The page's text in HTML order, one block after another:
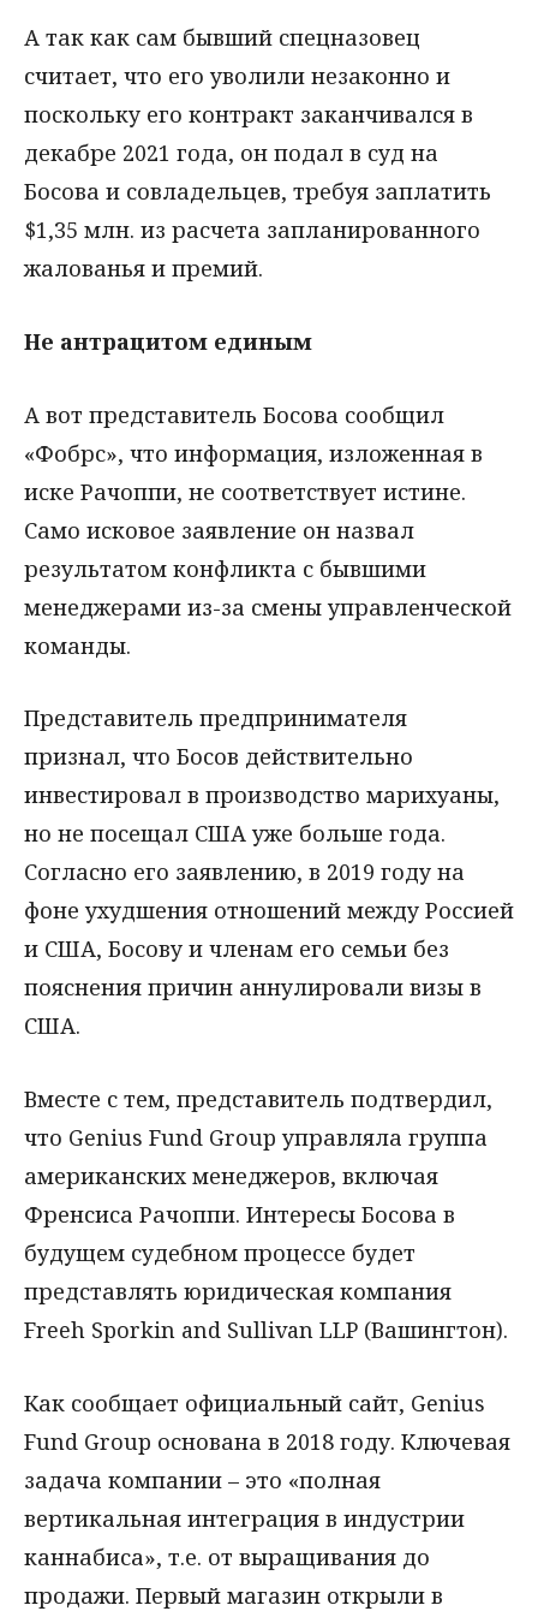
А так как сам бывший спецназовец
считает, что его уволили незаконно и
поскольку его контракт заканчивался в
декабре 2021 года, он подал в суд на
Босова и совладельцев, требуя заплатить
$1,35 млн. из расчета запланированного
жалованья и премий.
Не антрацитом единым
А вот представитель Босова сообщил
«Фобрс», что информация, изложенная в
иске Рачоппи, не соответствует истине.
Само исковое заявление он назвал
результатом конфликта с бывшими
менеджерами из-за смены управленческой
команды.
Представитель предпринимателя
признал, что Босов действительно
инвестировал в производство марихуаны,
но не посещал США уже больше года.
Согласно его заявлению, в 2019 году на
фоне ухудшения отношений между Россией
и США, Босову и членам его семьи без
пояснения причин аннулировали визы в
США.
Вместе с тем, представитель подтвердил,
что Genius Fund Group управляла группа
американских менеджеров, включая
Френсиса Рачоппи. Интересы Босова в
будущем судебном процессе будет
представлять юридическая компания
Freeh Sporkin and Sullivan LLP (Вашингтон).
Как сообщает официальный сайт, Genius
Fund Group основана в 2018 году. Ключевая
задача компании – это «полная
вертикальная интеграция в индустрии
каннабиса», т.е. от выращивания до
продажи. Первый магазин открыли в